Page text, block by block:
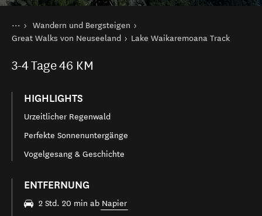
Sie sind hier
Startseite
Aktivitäten
Wandern und Bergsteigen
Great Walks von Neuseeland
Lake Waikaremoana Track
3-4Tage46 KM
HIGHLIGHTS
Urzeitlicher Regenwald
Perfekte Sonnenuntergänge
Vogelgesang & Geschichte
ENTFERNUNG
2 Std. 20 min ab Napier